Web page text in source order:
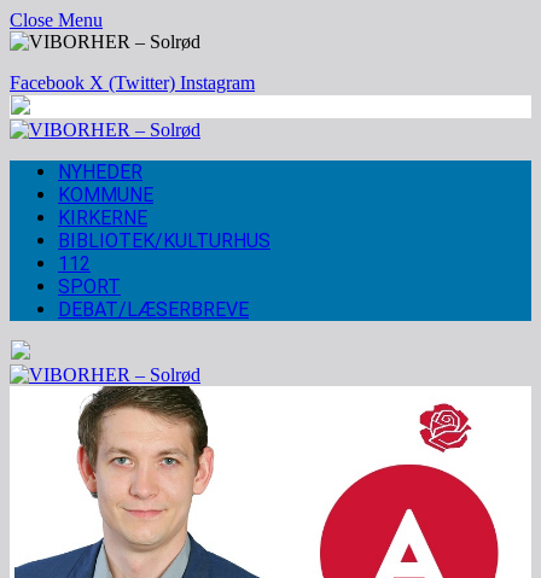
Close Menu
Facebook X (Twitter) Instagram
NYHEDER
KOMMUNE
KIRKERNE
BIBLIOTEK/KULTURHUS
112
SPORT
DEBAT/LÆSERBREVE